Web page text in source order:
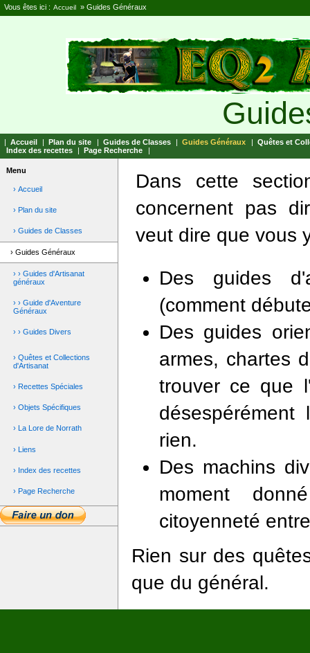
Vous êtes ici : Accueil » Guides Généraux
| Accueil | Plan du site | Guides de Classes | Guides Généraux | Quêtes et
Index des recettes
| Page Recherche |
Menu
› Accueil
› Plan du site
› Guides de Classes
› Guides Généraux
› › Guides d'Artisanat
généraux
› › Guide d'Aventure
Généraux
› › Guides Divers
› Quêtes et Collections
d'Artisanat
› Recettes Spéciales
› Objets Spécifiques
› La Lore de Norrath
› Liens
› Index des recettes
› Page Recherche
Dans cette
concernent pas
veut dire que vous
Des guides
(comment
Des guides
armes, chartes
trouver ce que
rien.
Des machins
moment
citoyenneté
Rien sur des
que du général.